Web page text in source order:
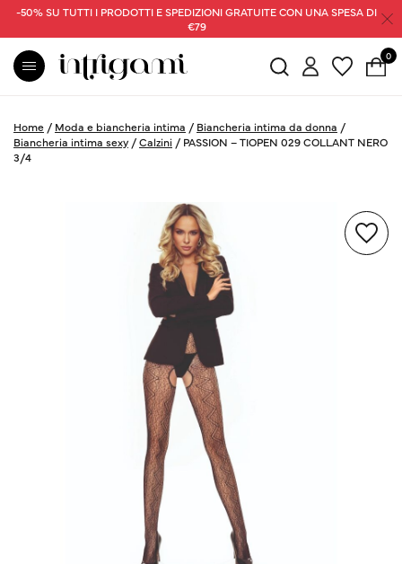
-50% SU TUTTI I PRODOTTI E SPEDIZIONI GRATUITE CON UNA SPESA DI
€79
0
Home / Moda e biancheria intima / Biancheria intima da donna /
Biancheria intima sexy /Calzini / PASSION – TIOPEN 029 COLLANT NERO
3/4